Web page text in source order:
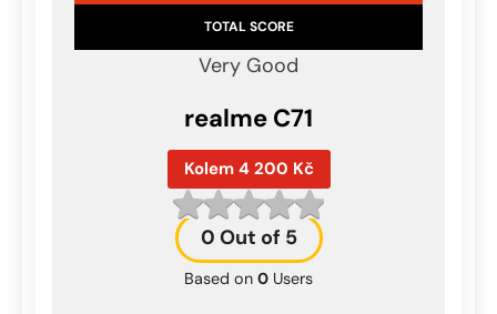
TOTAL SCORE
Very Good
realme C71
Kolem 4 200 Kč
0 Out of 5
Based on 0 Users